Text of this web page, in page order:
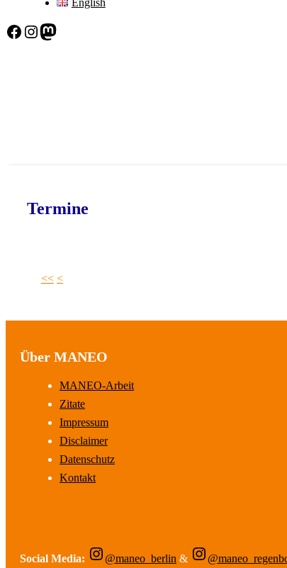
English
Facebook Instagram Mastodon
Termine
<< <
Über MANEO
MANEO-Arbeit
Zitate
Impressum
Disclaimer
Datenschutz
Kontakt
Social Media: @maneo_berlin &